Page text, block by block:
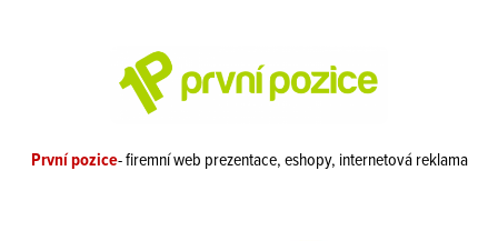
První pozice- firemní web prezentace, eshopy, internetová reklama